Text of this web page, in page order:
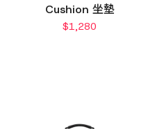
Cushion 坐墊
$1,280